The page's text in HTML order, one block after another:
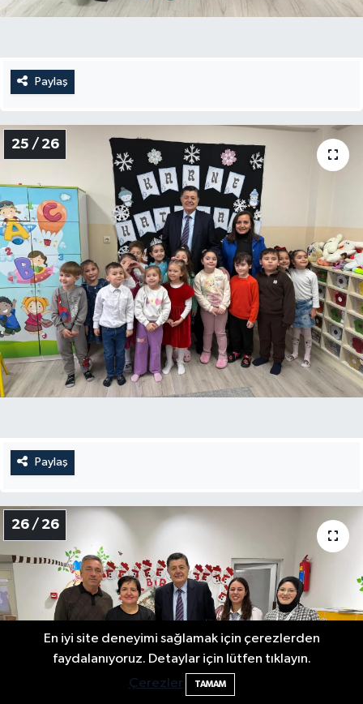
Paylaş
25 / 26
Paylaş
26 / 26
En iyi site deneyimi sağlamak için çerezlerden
faydalanıyoruz. Detaylar için lütfen tıklayın.
Çerezler
TAMAM